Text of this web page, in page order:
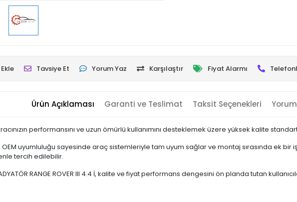
Tavsiye Et Yorum Yaz Karşılaştır Fiyat Alarmı
Ürün Açıklaması Garanti ve Teslimat Taksit Seçenekleri
performansını ve uzun ömürlü kullanımını desteklemek üzere yüksek kalite
uyumluluğu sayesinde araç sistemleriyle tam uyum sağlar ve montaj sırasında ek bir
tercih edilebilir.
RANGE ROVER III 4.4 İ, kalite ve fiyat performans dengesini ön planda tutan